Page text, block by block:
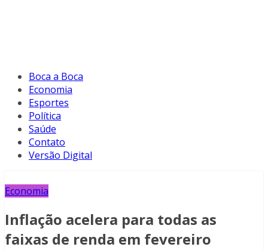
Boca a Boca
Economia
Esportes
Política
Saúde
Contato
Versão Digital
Economia
Inflação acelera para todas as
faixas de renda em fevereiro